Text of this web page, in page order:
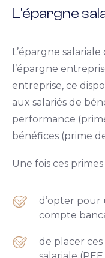
L'épargne
L’épargne
l’épargne
entreprise, ce
aux salariés de
performance
bénéfices (prime
Une fois ces
d’opter
compte
de placer